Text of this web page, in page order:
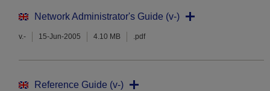
Network Administrator's Guide (v-)
v.- 15-Jun-2005 4.10 MB .pdf
Reference Guide (v-)